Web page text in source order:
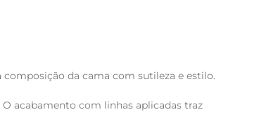
da cama com sutileza e estilo.
acabamento com linhas aplicadas traz